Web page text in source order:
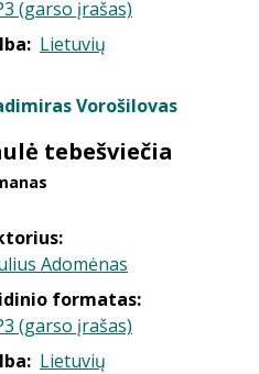
(garso įrašas)
Lietuvių
Vorošilovas
tebešviečia
Adomėnas
formatas:
(garso įrašas)
Lietuvių